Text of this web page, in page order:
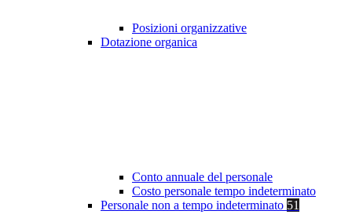
Posizioni organizzative
Dotazione organica
Conto annuale del personale
Costo personale tempo indeterminato
Personale non a tempo indeterminato 51